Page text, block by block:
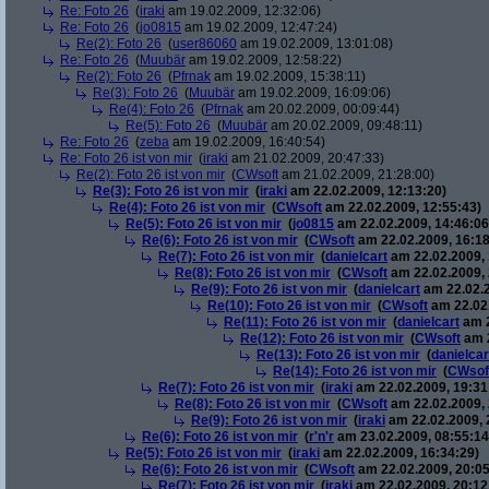
Re: Foto 26 (iraki am 19.02.2009, 12:32:06)
Re: Foto 26 (jo0815 am 19.02.2009, 12:47:24)
Re(2): Foto 26 (user86060 am 19.02.2009, 13:01:08)
Re: Foto 26 (Muubär am 19.02.2009, 12:58:22)
Re(2): Foto 26 (Pfrnak am 19.02.2009, 15:38:11)
Re(3): Foto 26 (Muubär am 19.02.2009, 16:09:06)
Re(4): Foto 26 (Pfrnak am 20.02.2009, 00:09:44)
Re(5): Foto 26 (Muubär am 20.02.2009, 09:48:11)
Re: Foto 26 (zeba am 19.02.2009, 16:40:54)
Re: Foto 26 ist von mir (iraki am 21.02.2009, 20:47:33)
Re(2): Foto 26 ist von mir (CWsoft am 21.02.2009, 21:28:00)
Re(3): Foto 26 ist von mir (iraki am 22.02.2009, 12:13:20)
Re(4): Foto 26 ist von mir (CWsoft am 22.02.2009, 12:55:43)
Re(5): Foto 26 ist von mir (jo0815 am 22.02.2009,
Re(6): Foto 26 ist von mir (CWsoft am 22.02.2009,
Re(7): Foto 26 ist von mir (danielcart am 22.02.2009,
Re(8): Foto 26 ist von mir (CWsoft am 22.02.2009,
Re(9): Foto 26 ist von mir (danielcart am
Re(10): Foto 26 ist von mir (CWsoft am
Re(11): Foto 26 ist von mir (danielcart am
Re(12): Foto 26 ist von mir (CWsoft am
Re(13): Foto 26 ist von mir (
Re(14): Foto 26 ist von mir (
Re(7): Foto 26 ist von mir (iraki am 22.02.2009,
Re(8): Foto 26 ist von mir (CWsoft am 22.02.2009,
Re(9): Foto 26 ist von mir (iraki am 22.02.2009,
Re(6): Foto 26 ist von mir (r'n'r am 23.02.2009,
Re(5): Foto 26 ist von mir (iraki am 22.02.2009, 16:34:29)
Re(6): Foto 26 ist von mir (CWsoft am 22.02.2009,
Re(7): Foto 26 ist von mir (iraki am 22.02.2009,